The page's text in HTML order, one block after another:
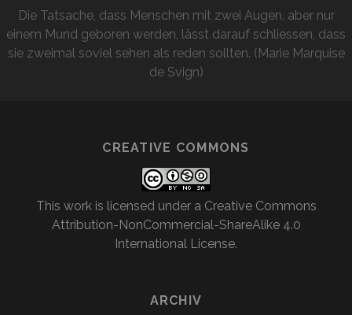
Die Tatsache, dass Menschen mit zwei Augen, aber nur
einem Mund geboren werden, lässt darauf schliessen, dass
sie zweimal soviel sehen als reden sollten. (Marie Marquise
de Svign)
CREATIVE COMMONS
This work is licensed under a Creative Commons
Attribution-NonCommercial-ShareAlike 4.0
International License.
ARCHIV